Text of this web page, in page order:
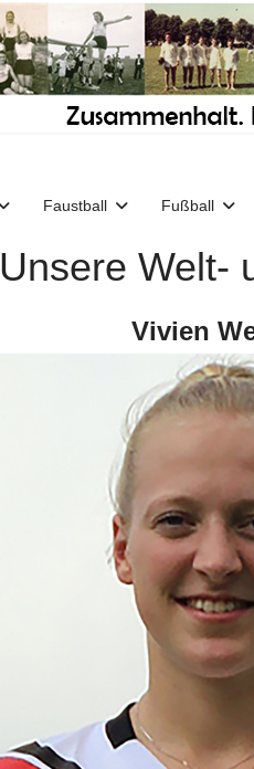
Faustball Fußball
Unsere Welt-
Vivien